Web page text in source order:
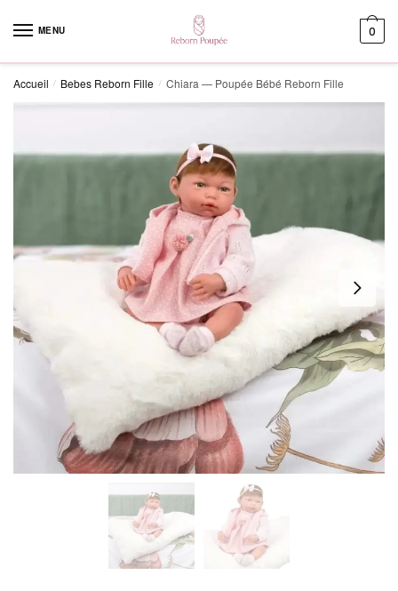
MENU 0
Accueil / Bebes Reborn Fille / Chiara — Poupée Bébé Reborn Fille